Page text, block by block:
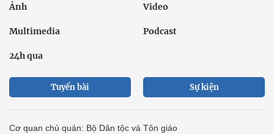
Ảnh Video
Multimedia Podcast
24h qua
Tuyến bài Sự kiện
Cơ quan chủ quản: Bộ Dân tộc và Tôn giáo